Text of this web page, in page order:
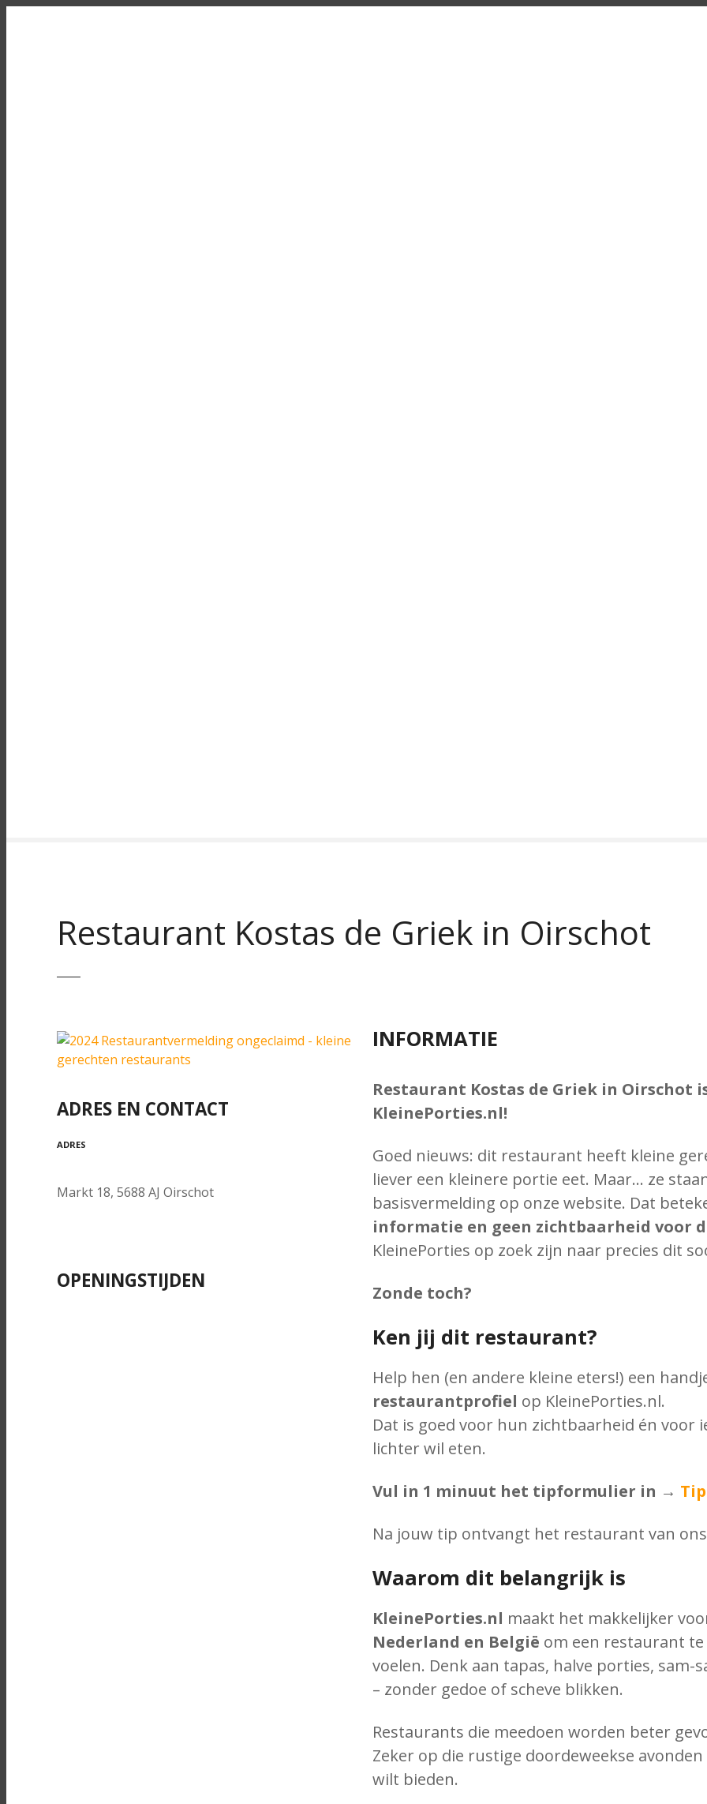
Restaurant Kostas de Griek in Oirschot
ADRES EN CONTACT
ADRES
Markt 18, 5688 AJ Oirschot
OPENINGSTIJDEN
INFORMATIE
Restaurant Kostas de Griek in Oirschot
KleinePorties.nl!
Goed nieuws: dit restaurant heeft kleine
liever een kleinere portie eet. Maar… ze
basisvermelding op onze website. Dat
informatie en geen zichtbaarheid voor
KleinePorties op zoek zijn naar precies dit
Zonde toch?
Ken jij dit restaurant?
Help hen (en andere kleine eters!) een
restaurantprofiel op KleinePorties.nl.
Dat is goed voor hun zichtbaarheid én voor
lichter wil eten.
Vul in 1 minuut het tipformulier in →
Na jouw tip ontvangt het restaurant van
Waarom dit belangrijk is
KleinePorties.nl maakt het makkelijker
Nederland en België om een restaurant
voelen. Denk aan tapas, halve porties,
– zonder gedoe of scheve blikken.
Restaurants die meedoen worden beter
Zeker op die rustige doordeweekse
wilt bieden.